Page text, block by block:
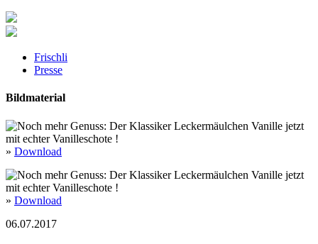
Frischli
Presse
Bildmaterial
» Download
» Download
06.07.2017